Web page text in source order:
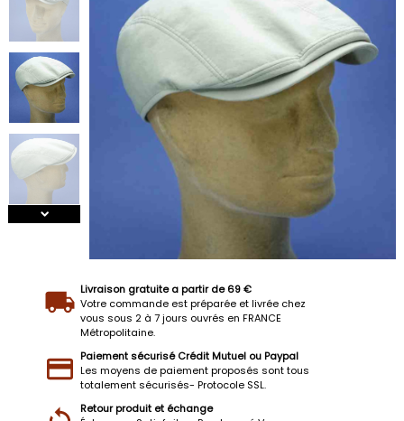
Livraison gratuite a partir de 69 €
Votre commande est préparée et livrée chez
vous sous 2 à 7 jours ouvrés en FRANCE
Métropolitaine.
Paiement sécurisé Crédit Mutuel ou Paypal
Les moyens de paiement proposés sont tous
totalement sécurisés- Protocole SSL.
Retour produit et échange